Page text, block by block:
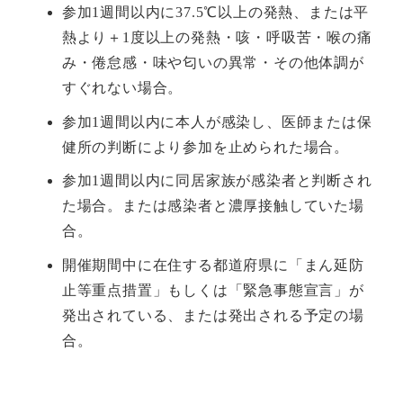
参加1週間以内に37.5℃以上の発熱、または平
熱より＋1度以上の発熱・咳・呼吸苦・喉の痛
み・倦怠感・味や匂いの異常・その他体調が
すぐれない場合。
参加1週間以内に本人が感染し、医師または保
健所の判断により参加を止められた場合。
参加1週間以内に同居家族が感染者と判断され
た場合。または感染者と濃厚接触していた場
合。
開催期間中に在住する都道府県に「まん延防
止等重点措置」もしくは「緊急事態宣言」が
発出されている、または発出される予定の場
合。